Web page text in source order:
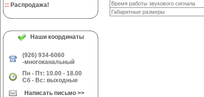
:: Распродажа!
Наши координаты
(926) 934-6060
-многоканальный
Пн - Пт: 10.00 - 18.00
Сб - Вс: выходные
Написать письмо >>
Время работы звукового сигнала
Габаритные размеры